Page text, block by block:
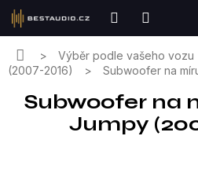
Přejít
obsah
DomůVýběr podle vašeho vozu
(2007-2016)
Subwoofer na
Subwoofer na
Jumpy